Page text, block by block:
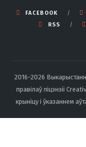
FACEBOOK
RSS
2016-2026
правілаў ліцэнзіі
крыніцу і ўказаннем